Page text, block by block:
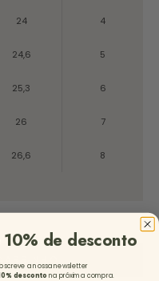
24 4
24,6 5
25,3 6
26 7
26,6 8
10% de desconto
a nossa newsletter
desconto na próxima compra.